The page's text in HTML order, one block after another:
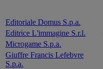
Editoriale Domus S.p.a.
Editrice L'immagine S.r.l.
Microgame S.p.a.
Giuffre Francis Lefebvre
S.p.a.